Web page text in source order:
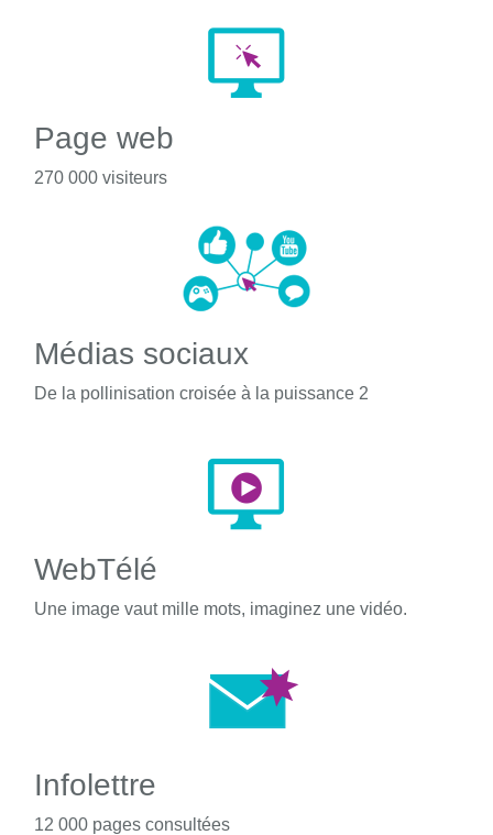
Page web
270 000 visiteurs
Médias sociaux
De la pollinisation croisée à la puissance 2
WebTélé
Une image vaut mille mots, imaginez une vidéo.
Infolettre
12 000 pages consultées